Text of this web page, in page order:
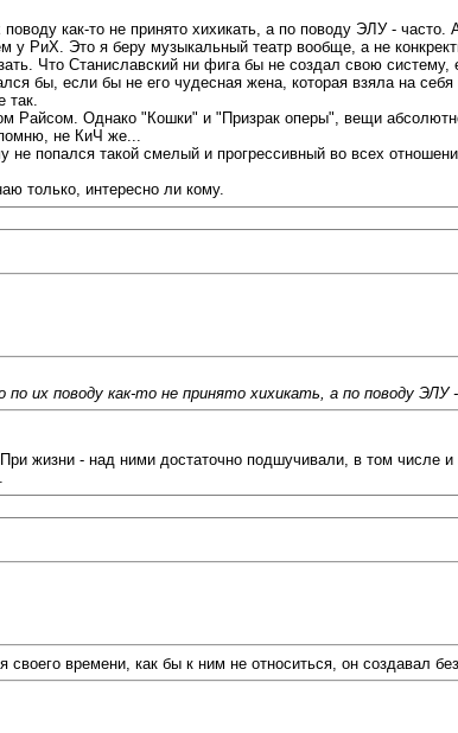
как-то не принято хихикать, а по поводу ЭЛУ -
у РиХ. Это я беру музыкальный театр вообще, а не
Что Станиславский ни фига бы не создал свою
бы, если бы не его чудесная жена, которая взяла на
так.
Однако "Кошки" и "Призрак оперы", вещи абсолютно
не КиЧ же...
попался такой смелый и прогрессивный во всех
только, интересно ли кому.
их поводу как-то не принято хихикать, а по поводу ЭЛУ
жизни - над ними достаточно подшучивали, в том
времени, как бы к ним не относиться, он создавал